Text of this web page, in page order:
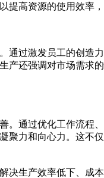
提高资源的使用效率
通过激发员工的创造
产还强调对市场需求
。通过优化工作流程
聚力和向心力。这不
决生产效率低下、成